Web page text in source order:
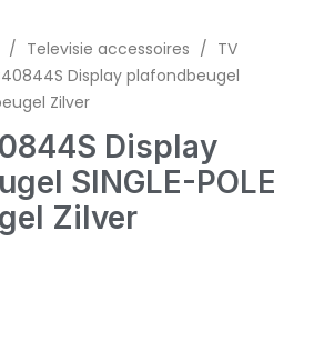
/ Televisie accessoires / TV
Display plafondbeugel
Zilver
Display
SINGLE-POLE
Zilver